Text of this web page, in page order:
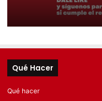
Qué Hacer
Qué hacer